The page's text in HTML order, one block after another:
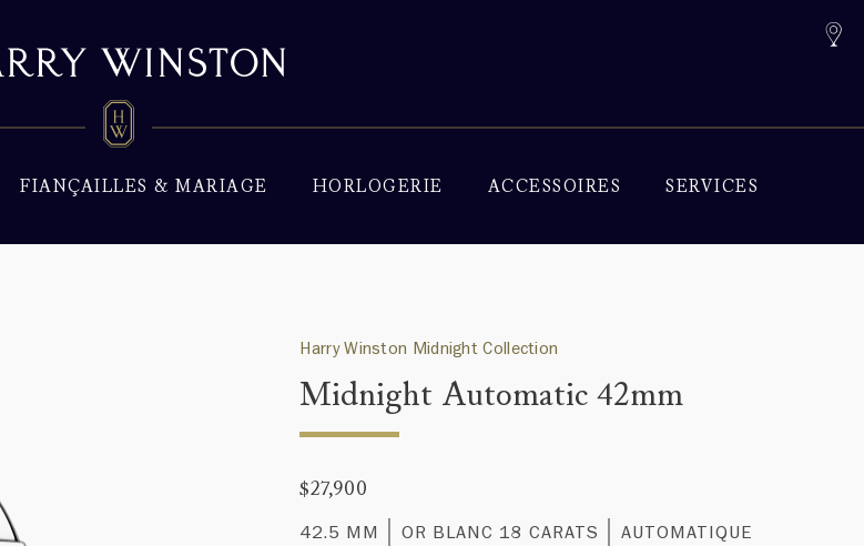
FIANÇAILLES & MARIAGE HORLOGERIE ACCESSOIRES SERVICES
Harry Winston Midnight Collection
Midnight Automatic 42mm
$27,900
42.5 MM OR BLANC 18 CARATS AUTOMATIQUE